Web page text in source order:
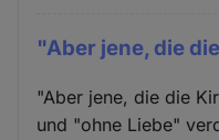
"Aber jene, die
"Aber jene, die die
und "ohne Liebe"